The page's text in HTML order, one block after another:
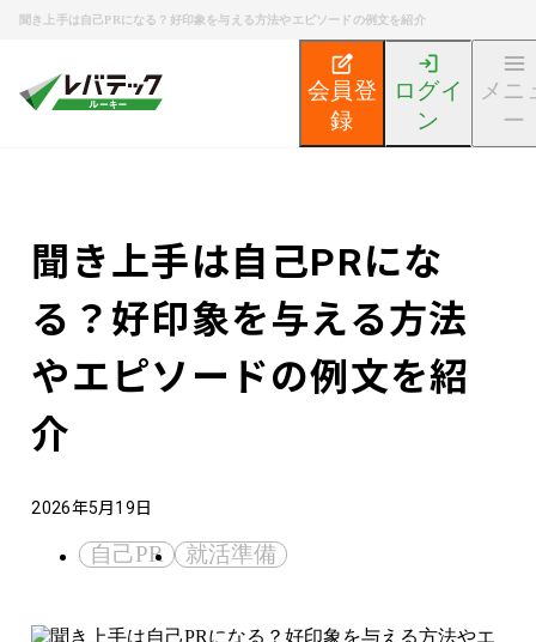
聞き上手は自己PRになる？好印象を与える方法やエピソードの例文を紹介
会員登
録
ログイ
ン
メニ
ー
エンジニア就活ノウハウ記事
聞き上手は自己PRにな
る？好印象を与える方法
やエピソードの例文を紹
介
2026年5月19日
自己PR 就活準備